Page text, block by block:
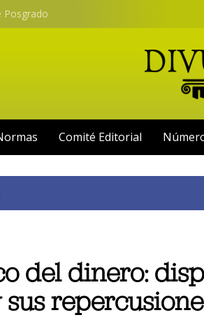
Posgrado
Comité Editorial
del dinero: